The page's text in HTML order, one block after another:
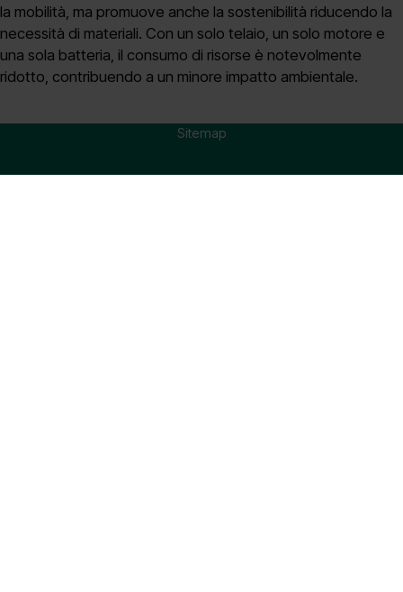
la mobilità, ma promuove anche la sostenibilità riducendo la
necessità di materiali. Con un solo telaio, un solo motore e
una sola batteria, il consumo di risorse è notevolmente
ridotto, contribuendo a un minore impatto ambientale.
Sitemap